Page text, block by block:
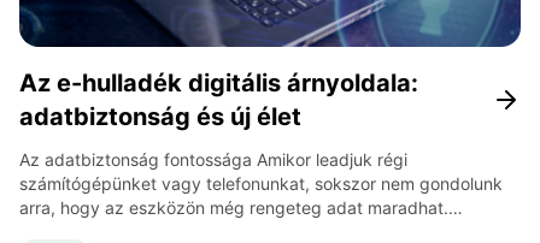
Az e-hulladék digitális árnyoldala:
adatbiztonság és új élet
Az adatbiztonság fontossága Amikor leadjuk régi
számítógépünket vagy telefonunkat, sokszor nem gondolunk
arra, hogy az eszközön még rengeteg adat maradhat.